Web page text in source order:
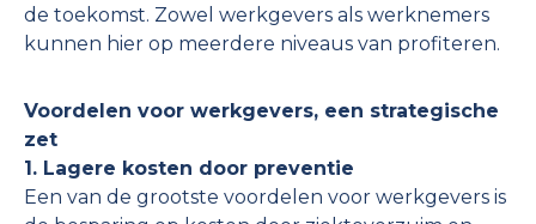
de toekomst. Zowel werkgevers als werknemers
kunnen hier op meerdere niveaus van profiteren.
Voordelen voor werkgevers, een strategische
zet
1. Lagere kosten door preventie
Een van de grootste voordelen voor werkgevers is